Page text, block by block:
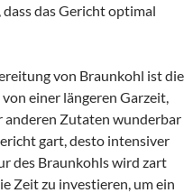
das Gericht optimal
von Braunkohl ist die
einer längeren Garzeit,
anderen Zutaten wunderbar
gart, desto intensiver
des Braunkohls wird zart
Zeit zu investieren, um ein